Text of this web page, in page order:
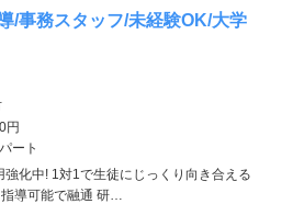
/事務スタッフ/未経験OK/大学
円
ート
強化中! 1対1で生徒にじっくり向き合える
導可能で融通 研…